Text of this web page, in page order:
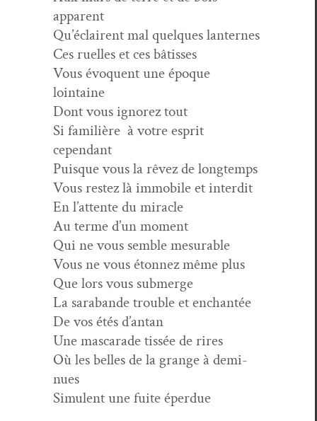
apparent
Qu’éclairent mal quelques lanternes
Ces ruelles et ces bâtisses
Vous évo­quent une époque
lointaine
Dont vous ignorez tout
Si famil­ière à votre esprit
cependant
Puisque vous la rêvez de longtemps
Vous restez là immo­bile et interdit
En l’attente du miracle
Au terme d’un moment
Qui ne vous sem­ble mesurable
Vous ne vous éton­nez même plus
Que lors vous submerge
La sara­bande trou­ble et enchantée
De vos étés d’antan
Une mas­ca­rade tis­sée de rires
Où les belles de la grange à demi-
nues
Simu­lent une fuite éperdue